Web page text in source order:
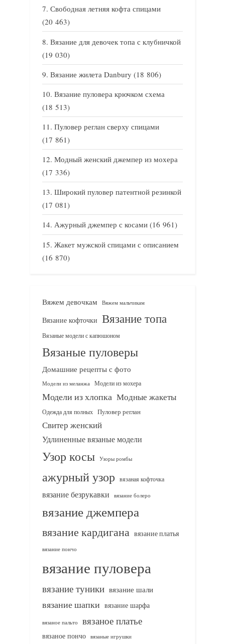
Свободная летняя кофта спицами
(20 463)
Вязание для девочек топа с клубничкой
(19 030)
Вязание жилета Danbury (18 806)
Вязание пуловера крючком схема
(18 513)
Пуловер реглан сверху спицами
(17 861)
Модный женский джемпер из мохера
(17 336)
Широкий пуловер патентной резинкой
(17 081)
Ажурный джемпер с косами (16 961)
Жакет мужской спицами с описанием
(16 870)
Вяжем девочкам Вяжем мальчикам
Вязание кофточки Вязание топа
Вязаные модели с капюшоном
Вязаные пуловеры
Домашние рецепты с фото
Модели из меланжа Модели из мохера
Модели из хлопка Модные жакеты
Одежда для полных Пуловер реглан
Свитер женский
Удлиненные вязаные модели
Узор косы Узоры ромбы
ажурный узор вязаная кофточка
вязание безрукавки вязание болеро
вязание джемпера
вязание кардигана вязание платья
вязание пончо
вязание пуловера
вязание туники вязание шали
вязание шапки вязание шарфа
вязаное пальто вязаное платье
вязаное пончо вязаные игрушки